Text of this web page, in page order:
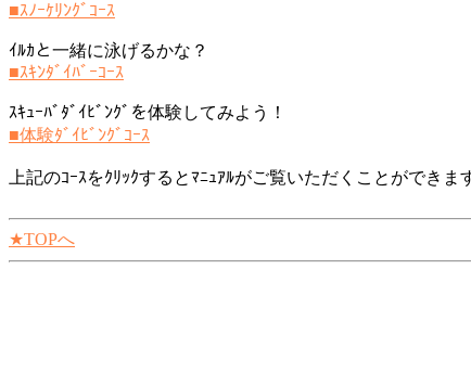
■ｽﾉｰｹﾘﾝｸﾞｺｰｽ
ｲﾙｶと一緒に泳げるかな？
■ｽｷﾝﾀﾞｲﾊﾞｰｺｰｽ
ｽｷｭｰﾊﾞﾀﾞｲﾋﾞﾝｸﾞを体験してみよう！
■体験ﾀﾞｲﾋﾞﾝｸﾞｺｰｽ
上記のｺｰｽをｸﾘｯｸするとﾏﾆｭｱﾙがご覧いただくことができ
★TOPへ